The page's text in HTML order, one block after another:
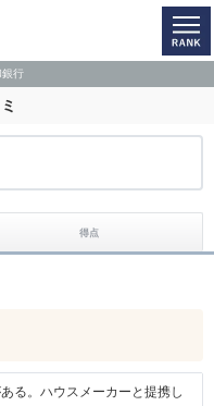
銀行
得点
る。ハウスメーカーと提携し